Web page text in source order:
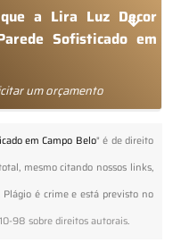
a Lira Luz Decor
Sofisticado em
um orçamento
em Campo Belo" é de direito
mesmo citando nossos links,
é crime e está previsto no
98 sobre direitos autorais.